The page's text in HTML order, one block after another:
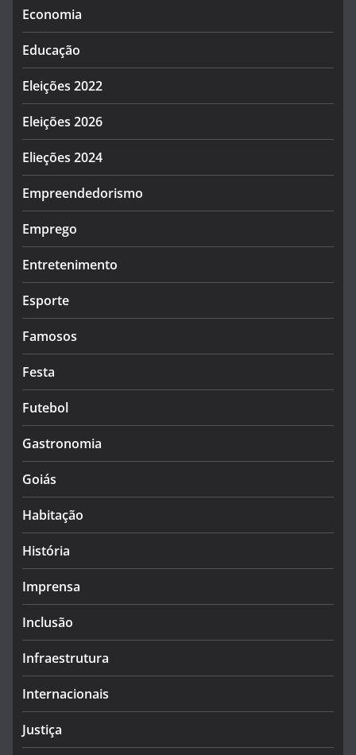
Economia
Educação
Eleições 2022
Eleições 2026
Elieções 2024
Empreendedorismo
Emprego
Entretenimento
Esporte
Famosos
Festa
Futebol
Gastronomia
Goiás
Habitação
História
Imprensa
Inclusão
Infraestrutura
Internacionais
Justiça